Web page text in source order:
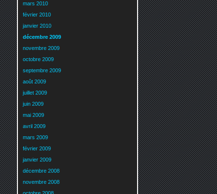
mars 2010
février 2010
janvier 2010
décembre 2009
novembre 2009
octobre 2009
septembre 2009
août 2009
juillet 2009
juin 2009
mai 2009
avril 2009
mars 2009
février 2009
janvier 2009
décembre 2008
novembre 2008